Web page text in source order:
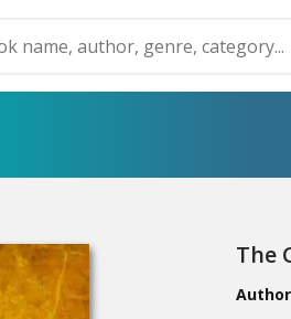
Humayun Ahmed
The
Author